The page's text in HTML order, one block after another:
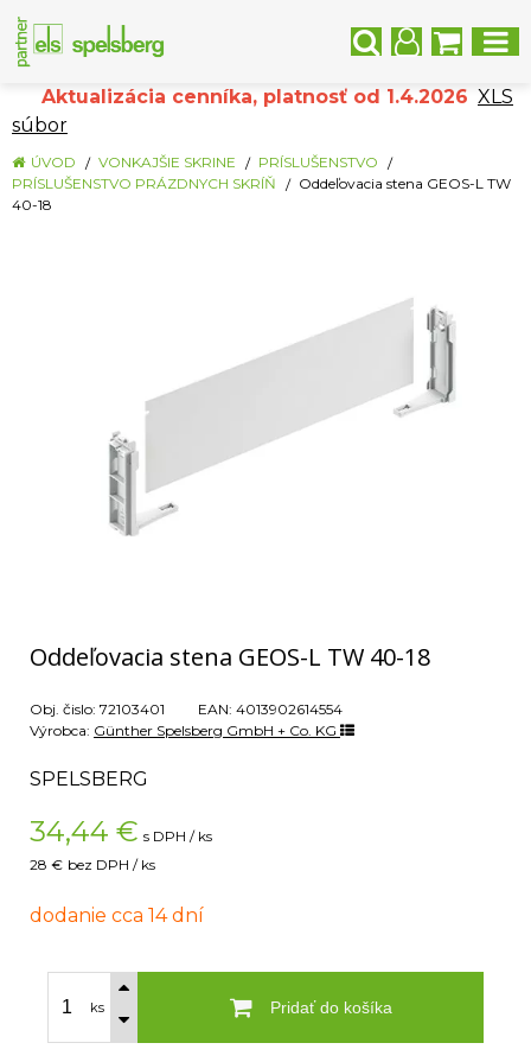
Aktualizácia cenníka, platnosť od 1.4.2026 XLS
súbor
ÚVOD VONKAJŠIE SKRINE
PRÍSLUŠENSTVO
PRÍSLUŠENSTVO PRÁZDNYCH SKRÍŇ
Oddeľovacia stena GEOS-L TW
40-18
Oddeľovacia stena GEOS-L TW 40-18
Obj. čislo: 72103401 EAN: 4013902614554
Výrobca: Günther Spelsberg GmbH + Co. KG
SPELSBERG
34,44 € s DPH / ks
28 € bez DPH / ks
dodanie cca 14 dní
ks Pridať do košíka